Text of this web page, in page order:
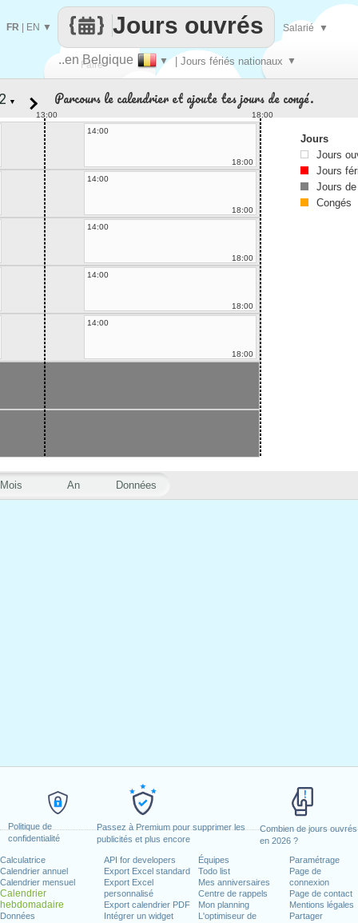
Politique de
confidentialité
Passez à Premium pour supprimer les
publicités et plus encore
Combien de jours ouvrés
en 2026 ?
Calculatrice
Calendrier annuel
Calendrier mensuel
Calendrier
hebdomadaire
Données
API for developers
Export Excel standard
Export Excel
personnalisé
Export calendrier PDF
Intégrer un widget
Équipes
Todo list
Mes anniversaires
Centre de rappels
Mon planning
L'optimiseur de
Paramétrage
Page de
connexion
Page de contact
Mentions légales
Partager
Faire
..en Belgique ▼ | Jours fériés nationaux ▼
Jours ouvrés
FR EN ▼ Salarié ▼
Mois An Données
▼ Parcours le calendrier et ajoute tes jours de congé.
13:00
18:00
14:00
18:00
14:00
18:00
14:00
18:00
14:00
18:00
14:00
18:00
Jours
Jours
Jours
Jours
Congés